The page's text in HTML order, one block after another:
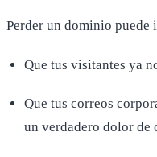
Perder un dominio puede
Que tus visitantes ya
Que tus correos
un verdadero dolor de